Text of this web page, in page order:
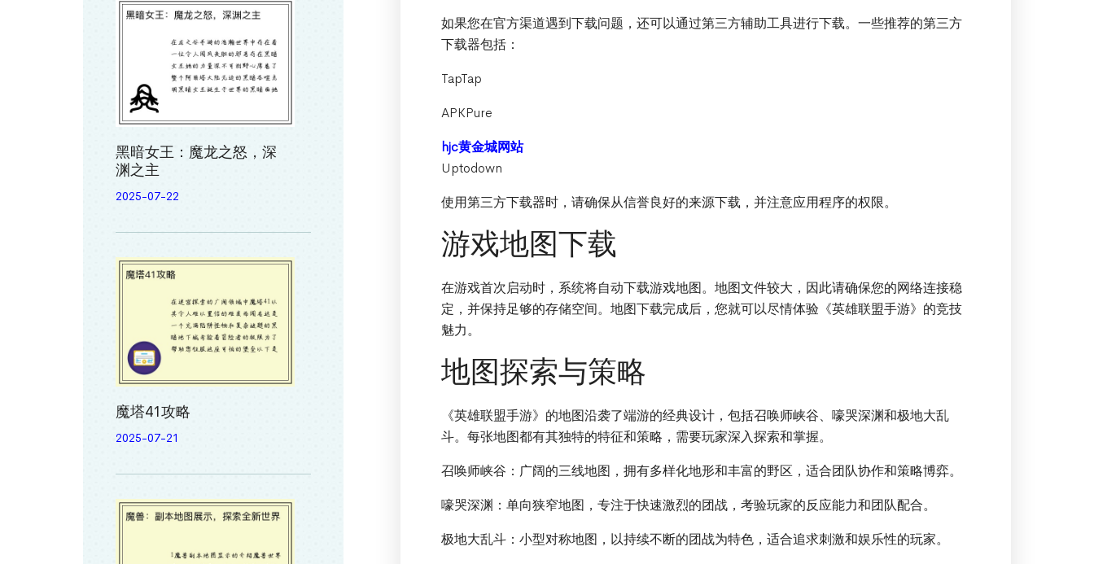
如果您在官方渠道遇到下载问题，还可以通过第三方辅助工具进行下载。一些推荐的第三方
下载器包括：
TapTap
APKPure
hjc黄金城网站
Uptodown
使用第三方下载器时，请确保从信誉良好的来源下载，并注意应用程序的权限。
游戏地图下载
在游戏首次启动时，系统将自动下载游戏地图。地图文件较大，因此请确保您的网络连接稳
定，并保持足够的存储空间。地图下载完成后，您就可以尽情体验《英雄联盟手游》的竞技
魅力。
地图探索与策略
《英雄联盟手游》的地图沿袭了端游的经典设计，包括召唤师峡谷、嚎哭深渊和极地大乱
斗。每张地图都有其独特的特征和策略，需要玩家深入探索和掌握。
召唤师峡谷：广阔的三线地图，拥有多样化地形和丰富的野区，适合团队协作和策略博弈。
嚎哭深渊：单向狭窄地图，专注于快速激烈的团战，考验玩家的反应能力和团队配合。
极地大乱斗：小型对称地图，以持续不断的团战为特色，适合追求刺激和娱乐性的玩家。
黑暗女王：魔龙之怒，深
渊之主
2025-07-22
魔塔41攻略
2025-07-21